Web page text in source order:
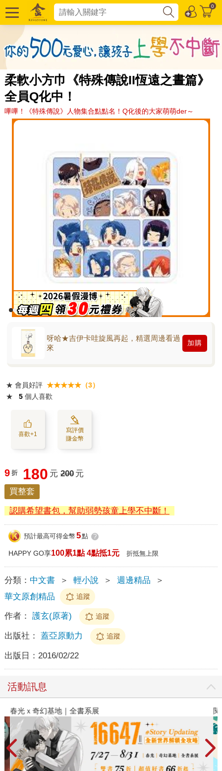
0
柔軟小方巾《特殊傳說II恆遠之晝篇》
全員Q化中！
嗶嗶！《特殊傳說》人物集合點點名！Q化後的大家萌萌der～
呀哈★吉伊卡哇旋風再起，精選周邊看過
來
加購
★ 會員好評 ★★★★★（3）
★
5 個人喜歡
喜歡+1
寫評價
賺金幣
9 折 180 元 200 元
買整套
認購希望書包，幫助弱勢孩童上學不中斷！
預計最高可得金幣 5點 ?
HAPPY GO享100累1點 4點抵1元 折抵無上限
分類： 中文書 ＞ 輕小說 ＞ 週邊精品
＞
華文原創精品
追蹤
作者： 護玄(原著) 追蹤
出版社： 蓋亞原動力 追蹤
出版日： 2016/02/22
活動訊息
春光ｘ奇幻基地｜全書系展